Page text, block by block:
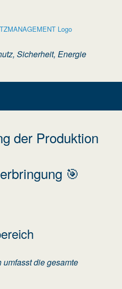
Sicherheit, Energie
der Produktion
🎯
die gesamte